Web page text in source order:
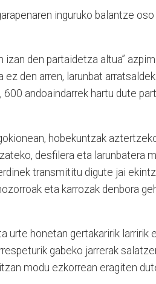
inguruko balantze oso
den partaidetza altua”
den arren, larunbat
andoaindarrek hartu dute
hobekuntzak
desfilera eta larunbatera
transmititu digute jai
eta karrozak denbora
urte honetan gertakaririk larririk
gabeko jarrerak
modu ezkorrean eragiten